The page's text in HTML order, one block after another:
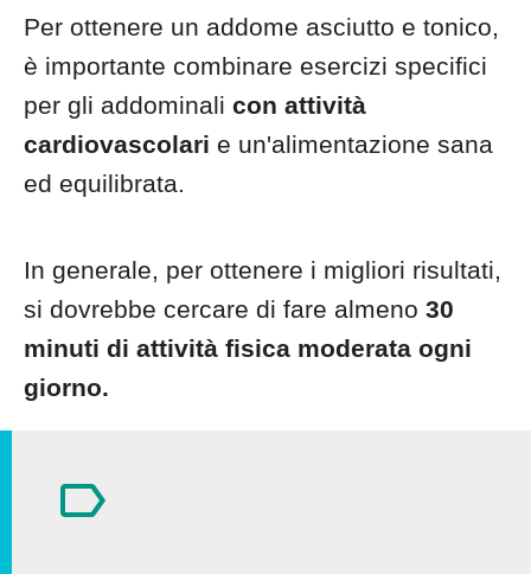
Per ottenere un addome asciutto e tonico,
è importante combinare esercizi specifici
per gli addominali con attività
cardiovascolari e un'alimentazione sana
ed equilibrata.
In generale, per ottenere i migliori risultati,
si dovrebbe cercare di fare almeno 30
minuti di attività fisica moderata ogni
giorno.